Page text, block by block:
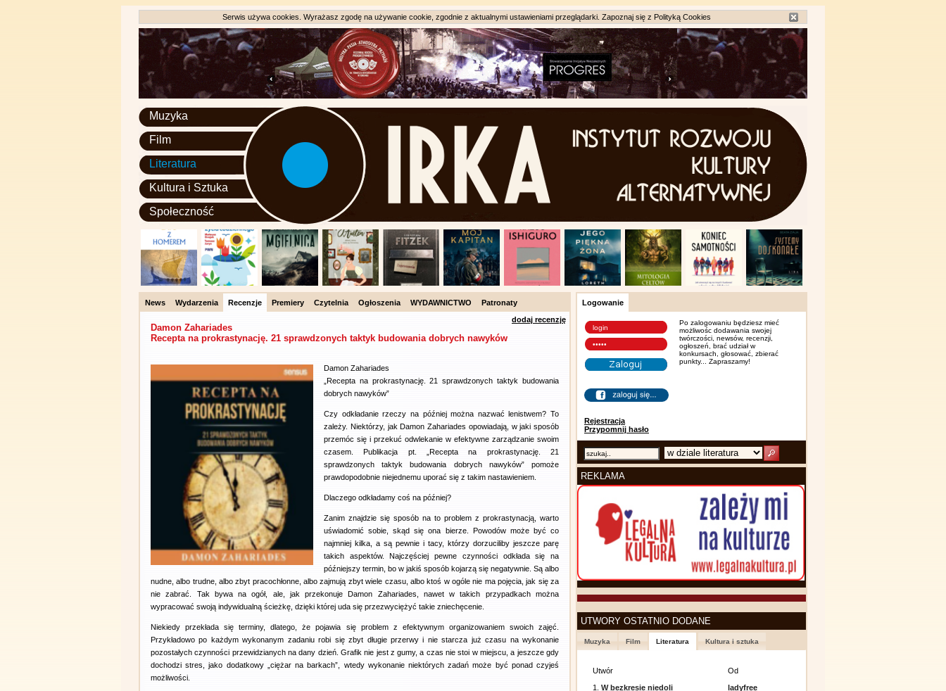
Serwis używa cookies. Wyrażasz zgodę na używanie cookie, zgodnie z aktualnymi ustawieniami przeglądarki. Zapoznaj się z Polityką Cookies
Muzyka
Film
Literatura
Kultura i Sztuka
Społeczność
News Wydarzenia Recenzje Premiery Czytelnia Ogłoszenia WYDAWNICTWO
Patronaty
dodaj recenzję
Damon Zahariades
Recepta na prokrastynację. 21 sprawdzonych taktyk budowania dobrych nawyków
Damon Zahariades
„Recepta na prokrastynację. 21 sprawdzonych taktyk budowania
dobrych nawyków”
Czy odkładanie rzeczy na później można nazwać lenistwem? To
zależy. Niektórzy, jak Damon Zahariades opowiadają, w jaki sposób
przemóc się i przekuć odwlekanie w efektywne zarządzanie swoim
czasem. Publikacja pt. „Recepta na prokrastynację. 21
sprawdzonych taktyk budowania dobrych nawyków” pomoże
prawdopodobnie niejednemu uporać się z takim nastawieniem.
Dlaczego odkładamy coś na później?
Zanim znajdzie się sposób na to problem z prokrastynacją, warto
uświadomić sobie, skąd się ona bierze. Powodów może być co
najmniej kilka, a są pewnie i tacy, którzy dorzuciliby jeszcze parę
takich aspektów. Najczęściej pewne czynności odkłada się na
późniejszy termin, bo w jakiś sposób kojarzą się negatywnie. Są albo
nudne, albo trudne, albo zbyt pracochłonne, albo zajmują zbyt wiele czasu, albo ktoś w ogóle nie ma pojęcia, jak się za
nie zabrać. Tak bywa na ogół, ale, jak przekonuje Damon Zahariades, nawet w takich przypadkach można
wypracować swoją indywidualną ścieżkę, dzięki której uda się przezwyciężyć takie zniechęcenie.
Niekiedy przekłada się terminy, dlatego, że pojawia się problem z efektywnym organizowaniem swoich zajęć.
Przykładowo po każdym wykonanym zadaniu robi się zbyt długie przerwy i nie starcza już czasu na wykonanie
pozostałych czynności przewidzianych na dany dzień. Grafik nie jest z gumy, a czas nie stoi w miejscu, a jeszcze gdy
dochodzi stres, jako dodatkowy „ciężar na barkach”, wtedy wykonanie niektórych zadań może być ponad czyjeś
możliwości.
Logowanie
Rejestracja
Przypomnij hasło
Po zalogowaniu będziesz mieć
możliwośc dodawania swojej
twórczości, newsów, recenzji,
ogłoszeń, brać udział w
konkursach, głosować, zbierać
punkty... Zapraszamy!
REKLAMA
UTWORY OSTATNIO DODANE
Muzyka Film Literatura Kultura i sztuka
Utwór
Od
1.W bezkresie niedoli
ladyfree